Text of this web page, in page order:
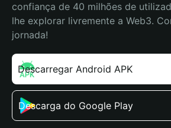
confiança de 40 milhões de
lhe explorar livremente a Web3.
jornada!
Descarregar Android APK
Descarga do Google Play